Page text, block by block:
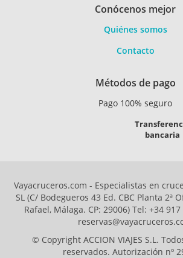
Conócenos mejor
Quiénes somos
Contacto
Métodos de pago
Pago 100% seguro
bancaria
Vayacruceros.com - Especialistas en
SL (C/ Bodegueros 43 Ed. CBC Planta 2ª
Rafael, Málaga. CP: 29006) Tel: +34
© Copyright ACCION VIAJES S.L.
reservados. Autorización nº